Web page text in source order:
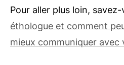
Pour aller plus loin, savez-
éthologue et comment
mieux communiquer avec